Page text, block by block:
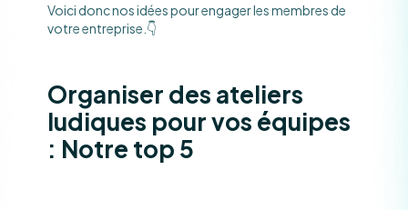
Voici donc nos idées pour engager les membres de
votre entreprise.👇
Organiser des ateliers
ludiques pour vos équipes
: Notre top 5